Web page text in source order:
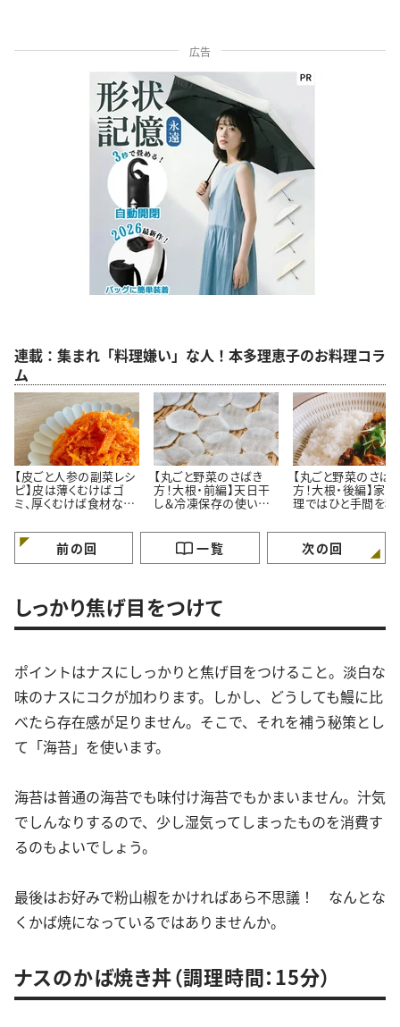
広告
連載：集まれ「料理嫌い」な人！本多理恵子のお料理コラ
ム
【皮ごと人参の副菜レシ
ピ】皮は薄くむけばゴ
ミ、厚くむけば食材なん
のお手軽レシピ
【丸ごと野菜のさばき
方！大根・前編】天日干
し＆冷凍保存の使い切
んのお手軽レシピ
【丸ごと野菜のさば
方！大根・後編】家
理ではひと手間を
子さんのお手軽レシ
前の回 一覧 次の回
しっかり焦げ目をつけて
ポイントはナスにしっかりと焦げ目をつけること。淡白な
味のナスにコクが加わります。しかし、どうしても鰻に比
べたら存在感が足りません。そこで、それを補う秘策とし
て「海苔」を使います。
海苔は普通の海苔でも味付け海苔でもかまいません。汁気
でしんなりするので、少し湿気ってしまったものを消費す
るのもよいでしょう。
最後はお好みで粉山椒をかければあら不思議！ なんとな
くかば焼になっているではありませんか。
ナスのかば焼き丼（調理時間：15分）